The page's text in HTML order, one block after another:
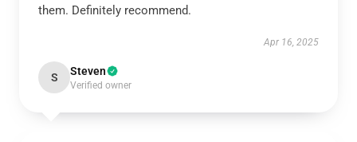
them. Definitely recommend.
Apr 16, 2025
S Steven
Verified owner